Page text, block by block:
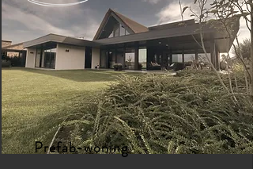
Prefab-woning